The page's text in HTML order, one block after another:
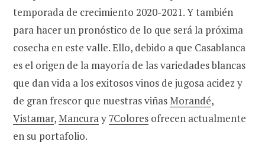
temporada de crecimiento 2020-2021. Y también
para hacer un pronóstico de lo que será la próxima
cosecha en este valle. Ello, debido a que Casablanca
es el origen de la mayoría de las variedades blancas
que dan vida a los exitosos vinos de jugosa acidez y
de gran frescor que nuestras viñasMorandé,
Vistamar,Mancuray 7Colores ofrecen actualmente
en su portafolio.